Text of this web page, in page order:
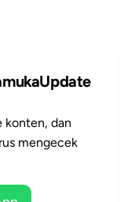
konten, dan
mengecek